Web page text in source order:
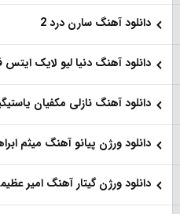
دانلود آهنگ سارن درد 2
دانلود آهنگ دنیا لیو لایک ایتس
دانلود آهنگ نازلی مکفیان
دانلود ورژن پیانو آهنگ میثم
دانلود ورژن گیتار آهنگ امیر